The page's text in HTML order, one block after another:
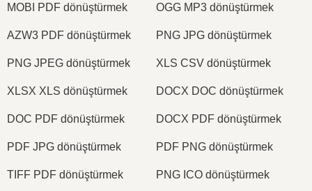
MOBI PDF dönüştürmek OGG MP3 dönüştürmek
AZW3 PDF dönüştürmek PNG JPG dönüştürmek
PNG JPEG dönüştürmek XLS CSV dönüştürmek
XLSX XLS dönüştürmek DOCX DOC dönüştürmek
DOC PDF dönüştürmek DOCX PDF dönüştürmek
PDF JPG dönüştürmek PDF PNG dönüştürmek
TIFF PDF dönüştürmek PNG ICO dönüştürmek